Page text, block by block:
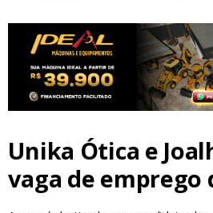
Unika Ótica e
vaga de emprego